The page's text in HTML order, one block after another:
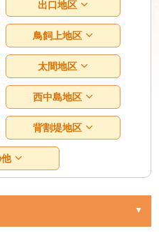
出口地区
鳥飼上地区
太間地区
西中島地区
背割堤地区